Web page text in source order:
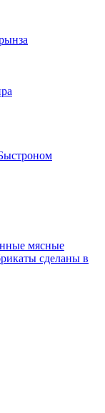
мясные
сделаны в